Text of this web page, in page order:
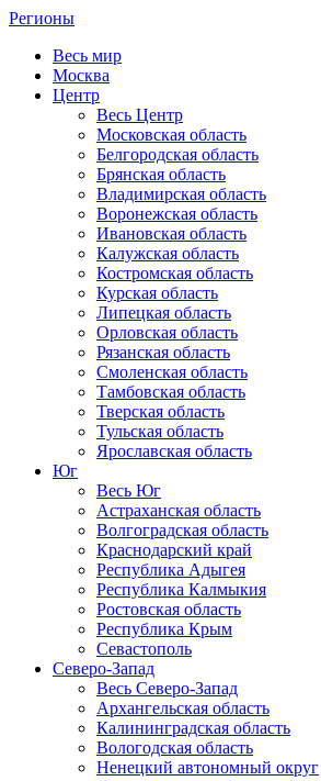
Регионы
Весь мир
Москва
Центр
Весь Центр
Московская область
Белгородская область
Брянская область
Владимирская область
Воронежская область
Ивановская область
Калужская область
Костромская область
Курская область
Липецкая область
Орловская область
Рязанская область
Смоленская область
Тамбовская область
Тверская область
Тульская область
Ярославская область
Юг
Весь Юг
Астраханская область
Волгоградская область
Краснодарский край
Республика Адыгея
Республика Калмыкия
Ростовская область
Республика Крым
Севастополь
Северо-Запад
Весь Северо-Запад
Архангельская область
Калининградская область
Вологодская область
Ненецкий автономный округ